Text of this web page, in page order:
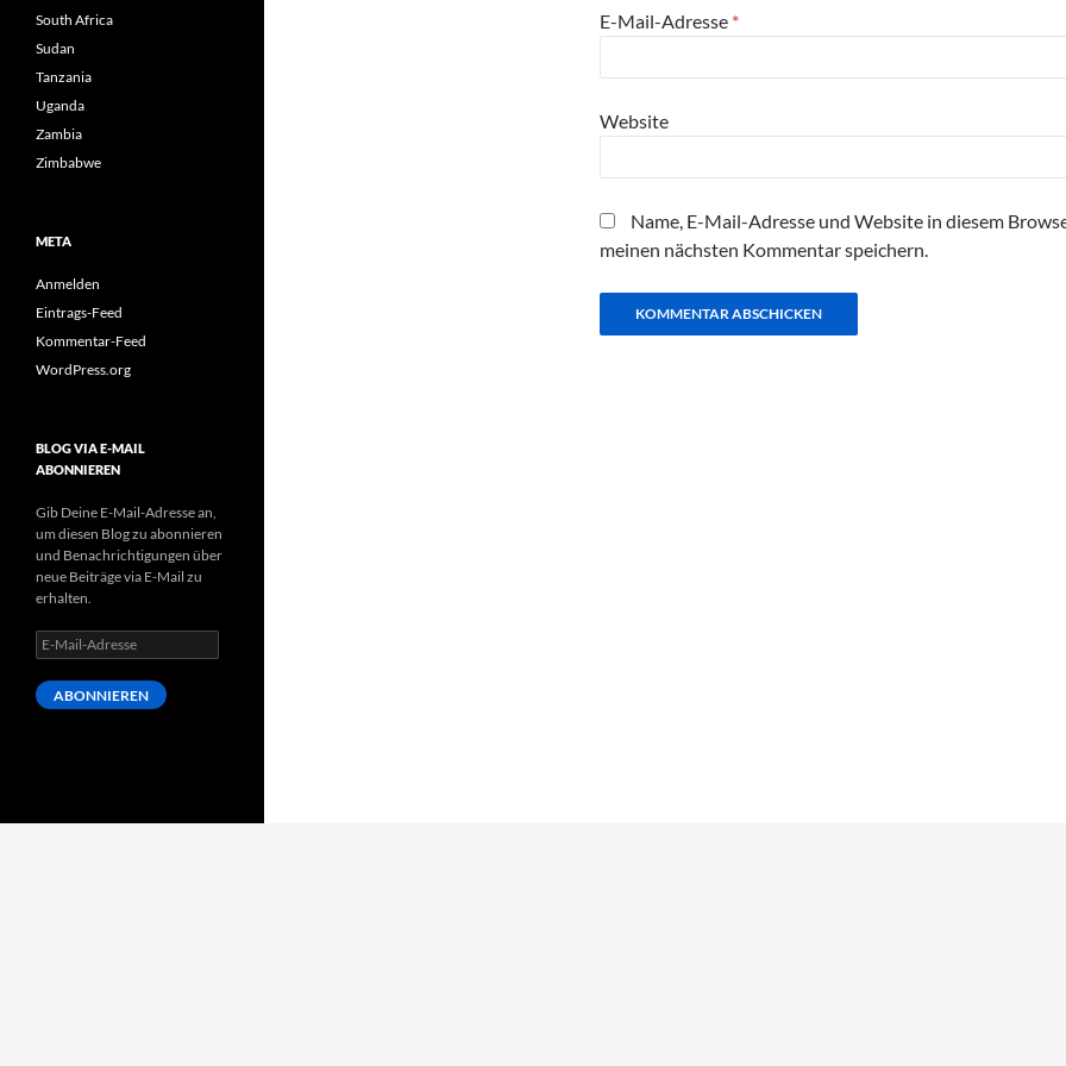
E-Mail-Adresse *
Website
Name, E-Mail-Adresse und Website in diesem
meinen nächsten Kommentar speichern.
South Africa
Sudan
Tanzania
Uganda
Zambia
Zimbabwe
META
Anmelden
Eintrags-Feed
Kommentar-Feed
WordPress.org
BLOG VIA E-MAIL
ABONNIEREN
Gib Deine E-Mail-Adresse an,
um diesen Blog zu abonnieren
und Benachrichtigungen über
neue Beiträge via E-Mail zu
erhalten.
E-
Mail-
Adresse
ABONNIEREN